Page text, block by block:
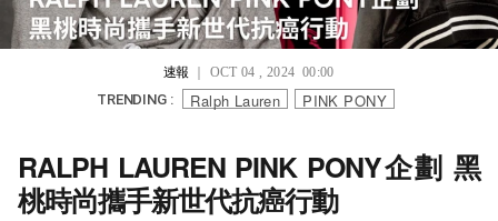
速報 ｜ OCT 04 , 2024 00:00
TRENDING : Ralph Lauren PINK PONY
RALPH LAUREN PINK PONY企劃 黑
桃時尚攜手新世代抗癌行動